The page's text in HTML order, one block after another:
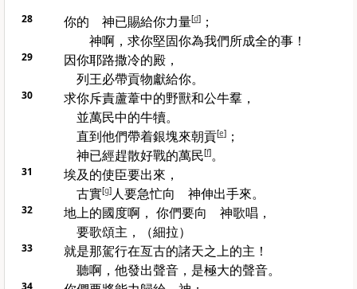
28 你的 神已賜給你力量[d]；
神啊，求你堅固你為我們所成全的事！
29 因你耶路撒冷的殿，
列王必帶貢物獻給你。
30
求你斥責蘆葦中的野獸和公牛羣，
並萬民中的牛犢。
直到他們帶着銀塊來朝貢[e]；
神已經趕散好戰的萬民[f]。
31 埃及的使臣要出來，
古實[g]人要急忙向 神伸出手來。
32
地上的國度啊， 你們要向 神歌唱，
要歌頌主，（細拉）
33
就是那駕行在亙古的諸天之上的主！
聽啊，他發出聲音，是極大的聲音。
34